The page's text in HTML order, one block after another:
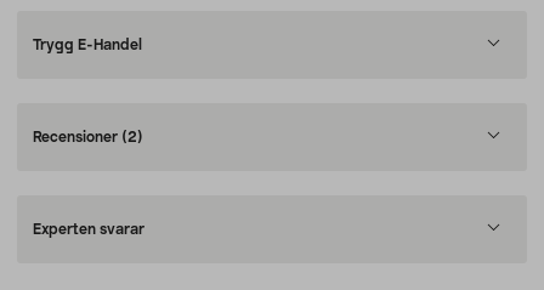
Trygg E-Handel
Recensioner (2)
Experten svarar